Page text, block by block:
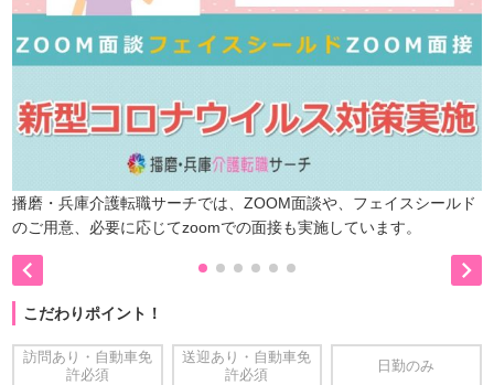
播磨・兵庫介護転職サーチでは、ZOOM面談や、フェイスシールド
のご用意、必要に応じてzoomでの面接も実施しています。
 
こだわりポイント！
訪問あり・自動車免
許必須
送迎あり・自動車免
許必須
日勤のみ